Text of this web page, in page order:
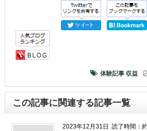
体験記事 収益
この記事に関連する記事一覧
2023年12月31日 読了時間：